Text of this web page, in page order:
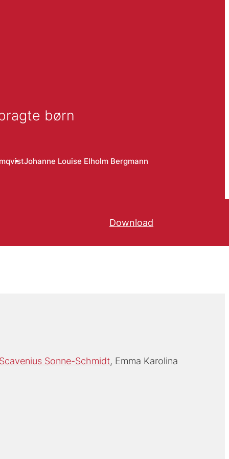
børn
Johanne Louise Elholm Bergmann
DownloadHent rapporten
Sonne-Schmidt Emma Karolina